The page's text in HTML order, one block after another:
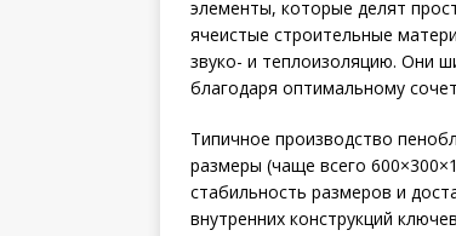
элементы, которые делят
ячеистые строительные
звуко- и теплоизоляцию. Они
благодаря оптимальному
Типичное производство
размеры (чаще всего
стабильность размеров и
внутренних конструкций